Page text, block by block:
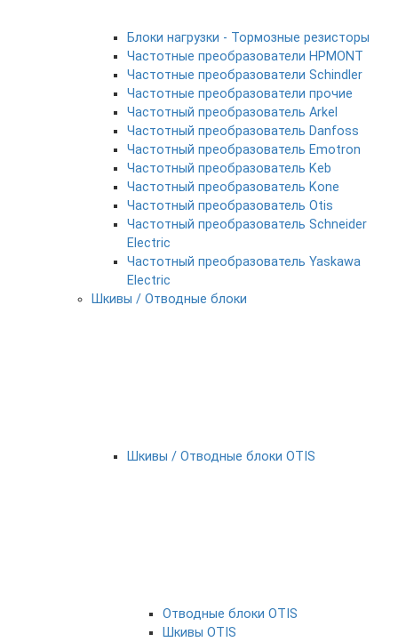
Блоки нагрузки - Тормозные резисторы
Частотные преобразователи HPMONT
Частотные преобразователи Schindler
Частотные преобразователи прочие
Частотный преобразователь Arkel
Частотный преобразователь Danfoss
Частотный преобразователь Emotron
Частотный преобразователь Keb
Частотный преобразователь Kone
Частотный преобразователь Otis
Частотный преобразователь Schneider
Electric
Частотный преобразователь Yaskawa
Electric
Шкивы / Отводные блоки
Шкивы / Отводные блоки OTIS
Отводные блоки OTIS
Шкивы OTIS